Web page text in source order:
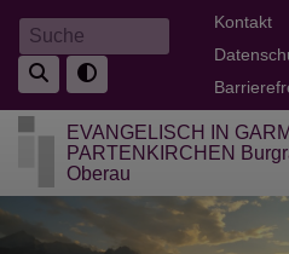
Direkt
zum
Inhalt
Suche
Kontakt
EVANGELISCH IN
PARTENKIRCHEN
Oberau